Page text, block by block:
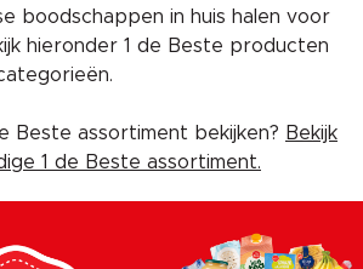
boodschappen in huis halen voor
hieronder 1 de Beste producten
Beste assortiment bekijken? Bekijk
1 de Beste assortiment.